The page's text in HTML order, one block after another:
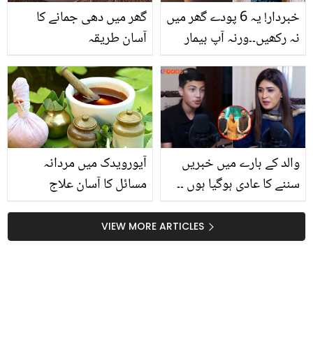
گھر میں دھی جمانے کا
آسان طریقہ
خبردار! یہ 6 پودے گھر میں
نہ رکھیں۔۔ورنہ آپ بیمار
ہوجائیں گے!
آیورویدک میں مردانہ
مسائل کا آسان علاج
والد کے بارے میں خبریں
سننے کا عادی ہوگیا ہوں ۔۔
پہلاج حسن کی عروسہ
خان کے شو میں شرکت،
اقرار اور قراۃ العین سے
VIEW MORE ARTICLES